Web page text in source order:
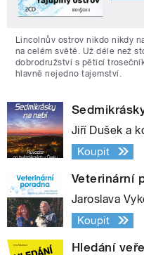
Lincolnův ostrov nikdo nikdy
na celém světě. Už déle než
dobrodružství s pěticí
hlavně nejedno tajemství.
Jiří Dušek a
Koupit
Veterinární
Jaroslava
Koupit
Hledání